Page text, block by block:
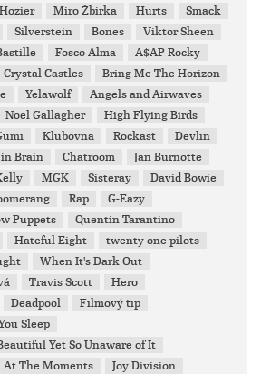
Hozier Miro Žbirka Hurts
Smack
Silverstein Bones
Viktor Sheen
Fosco Alma
A$AP Rocky
Crystal Castles
Bring Me The Horizon
Yelawolf
Angels and Airwaves
Noel Gallagher
High Flying Birds
Klubovna Rockast
Devlin
Brain Chatroom
Jan Burnotte
MGK Sisteray
David Bowie
Rap
G-Eazy
Puppets
Quentin Tarantino
Hateful Eight
twenty one pilots
When It's Dark Out
Travis Scott
Hero
Deadpool
Filmový tip
Sleep
Yet So Unaware of It
At The Moments
Joy Division